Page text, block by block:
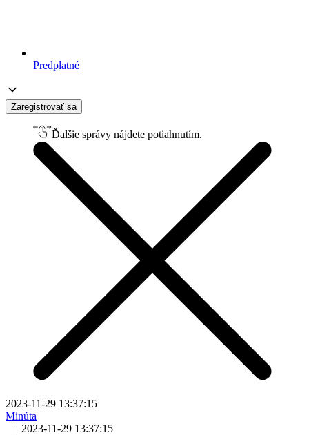
Predplatné
Zaregistrovať sa
Ďalšie správy nájdete potiahnutím.
2023-11-29 13:37:15
Minúta
|
2023-11-29 13:37:15